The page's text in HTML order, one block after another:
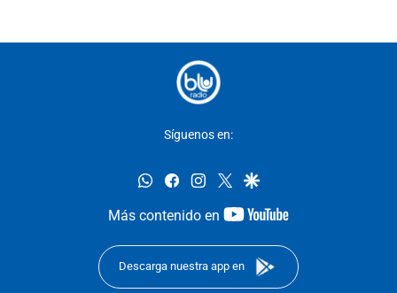
Síguenos en:
whatsappfacebookinstagram
twittergoogle
Más contenido en
youtube-
Descarga nuestra app en